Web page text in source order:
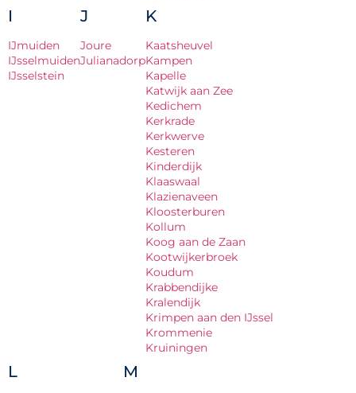
I
IJmuiden
IJsselmuiden
IJsselstein
J
Joure
Julianadorp
K
Kaatsheuvel
Kampen
Kapelle
Katwijk aan Zee
Kedichem
Kerkrade
Kerkwerve
Kesteren
Kinderdijk
Klaaswaal
Klazienaveen
Kloosterburen
Kollum
Koog aan de Zaan
Kootwijkerbroek
Koudum
Krabbendijke
Kralendijk
Krimpen aan den IJssel
Krommenie
Kruiningen
L M